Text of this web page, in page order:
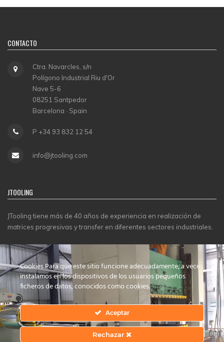
CONTACTO
Ctra. Navarcles, s/n
Polígono Industrial Riu d'Or
Nave 5-6
08251 Santpedor
Barcelona · Spain
P +34 93 832 12 54
info@jtooling.com
JTOOLING
JTooling tiene más de 40 años de experiencia en realización de
matrices progresivas y transfer en diferentes sectores industriales.
CERTIFICADOS
Cookies Para que este sitio funcione adecuadamente, a veces
instalamos en los dispositivos de los usuarios pequeños
ficheros de datos, conocidos como cookies.
Aceptar
Rechazar